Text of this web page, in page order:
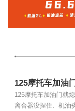
125摩托车加油
125摩托车加油门就
离合器没捏住、机油